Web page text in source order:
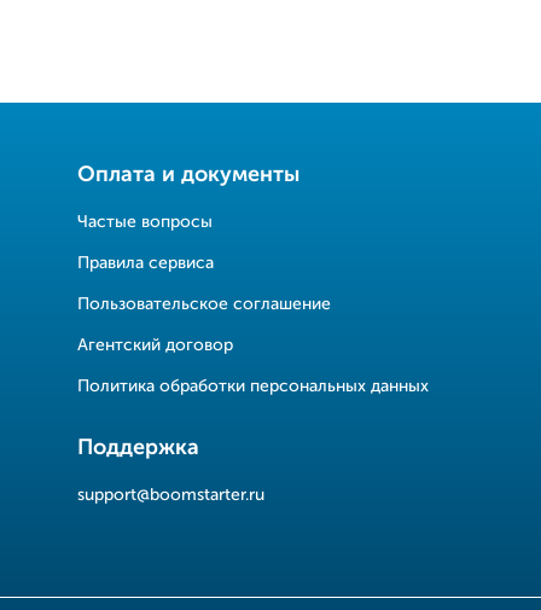
Оплата и документы
Частые вопросы
Правила сервиса
Пользовательское соглашение
Агентский договор
Политика обработки персональных данных
Поддержка
support@boomstarter.ru